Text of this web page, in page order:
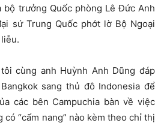
bộ trưởng Quốc phòng Lê Đức Anh
sứ Trung Quốc phớt lờ Bộ Ngoại
cùng anh Huỳnh Anh Dũng đáp
sang thủ đô Indonesia để
các bên Campuchia bàn về việc
có “cẩm nang” nào kèm theo chỉ thị